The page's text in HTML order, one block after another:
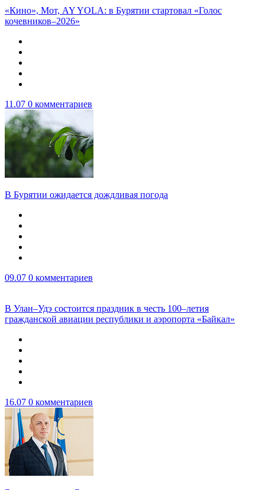
«Кино», Мот, AY YOLA: в Бурятии стартовал «Голос
кочевников–2026»
11.07 0 комментариев
В Бурятии ожидается дождливая погода
09.07 0 комментариев
В Улан–Удэ состоится праздник в честь 100–летия
гражданской авиации республики и аэропорта «Байкал»
16.07 0 комментариев